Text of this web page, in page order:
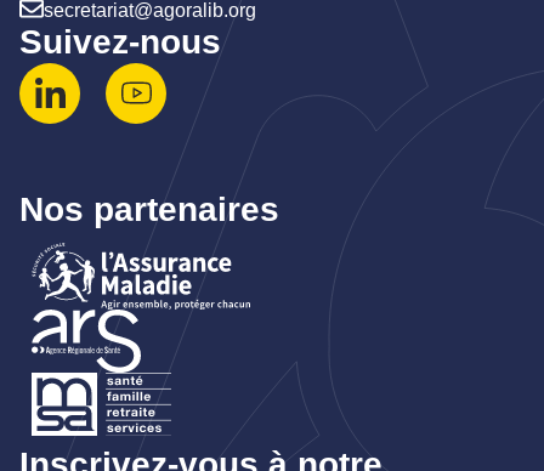
secretariat@agoralib.org
Suivez-nous
Nos partenaires